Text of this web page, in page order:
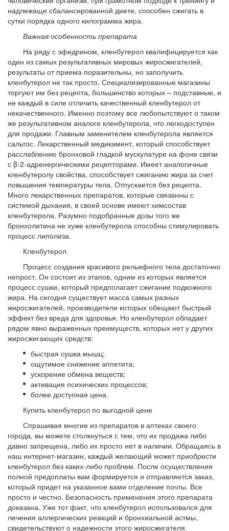
надлежаще сбалансированной диете, способен сжигать в
сутки порядка одного килограмма жира.
Важная особенность препарата
На ряду с эфедрином, кленбутерол квалифицируется как
один из самых результативных мировых жиросжигателей,
результаты от приема поразительны, но заполучить
кленбутерол не так просто. Специализированные магазины
торгуют им без рецепта, большинство которых – подставные, и
не каждый в силе отличить качественный кленбутерол от
некачественного. Именно поэтому все любопытствуют о таком
же результативном аналоге кленбутерола, что легкодоступен
для продажи. Главным заменителем кленбутерола является
сальтос. Лекарственный медикамент, который способствует
расслаблению бронховой гладкой мускулатуре на фоне связи
с β-2-адренергическими рецепторами. Имеет аналогичные
кленбутеролу свойства, способствует сжиганию жира за счет
повышения температуры тела. Отпускается без рецепта.
Много лекарственных препаратов, которые связанны с
системой дыхания, в своей основе имеют химсостав
кленбутерола. Разумно подобранные дозы того же
бронхолитина не хуже кленбутерола способны стимулировать
процесс липолиза.
Кленбутерол
Процесс создания красивого рельефного тела достаточно
непрост. Он состоит из этапов, одним из которых является
процесс сушки, который предполагает сжигание подкожного
жира. На сегодня существует масса самых разных
жиросжигателей, производители которых обещают быстрый
эффект без вреда для здоровья. Но кленбутерол обладает
рядом явно выраженных преимуществ, которых нет у других
жиросжигающих средств:
быстрая сушка мышц;
ощутимое снижение аппетита;
ускорение обмена веществ;
активация психических процессов;
более доступная цена.
Купить кленбутерол по выгодной цене
Спрашивая многие из препаратов в аптеках своего
города, вы можете столкнуться с тем, что их продажа либо
давно запрещена, либо их просто нет в наличии. Обращаясь в
наш интернет-магазин, каждый желающий может приобрести
кленбутерол без каких-либо проблем. После осуществления
полной предоплаты вам формируется и отправляется заказ,
который придет на указанное вами отделение почты. Все
просто и честно. Безопасность применения этого препарата
доказана. Уже тот факт, что кленбутерол использовался для
лечения аллергических реакций и бронхиальной астмы,
свидетельствуют о надежности этого жиросжигателя.